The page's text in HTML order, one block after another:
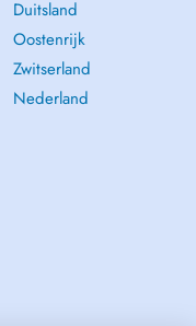
Duitsland
Oostenrijk
Zwitserland
Nederland